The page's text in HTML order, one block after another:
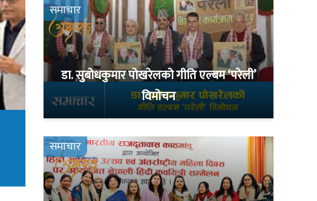
समाचार
डा. सुबोधकुमार पोखरेलको गीति एल्बम ‘परेली’
विमोचन
समाचार